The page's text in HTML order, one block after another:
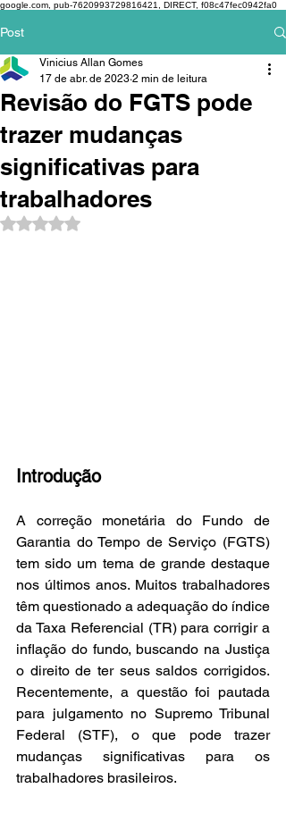
google.com, pub-7620993729816421, DIRECT, f08c47fec0942fa0
Post
Revisão do FGTS pode
trazer mudanças
significativas para
trabalhadores
Vinicius Allan Gomes
17 de abr. de 2023 2 min de leitura
Avaliado com NaN de 5 estrelas.
Introdução
A correção monetária do Fundo de
Garantia do Tempo de Serviço (FGTS)
tem sido um tema de grande destaque
nos últimos anos. Muitos trabalhadores
têm questionado a adequação do índice
da Taxa Referencial (TR) para corrigir a
inflação do fundo, buscando na Justiça
o direito de ter seus saldos corrigidos.
Recentemente, a questão foi pautada
para julgamento no Supremo Tribunal
Federal (STF), o que pode trazer
mudanças significativas para os
trabalhadores brasileiros.